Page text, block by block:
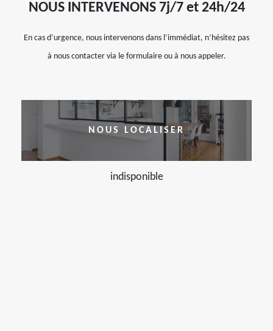
NOUS INTERVENONS 7j/7 et 24h/24
En cas d’urgence, nous intervenons dans l’immédiat, n’hésitez pas
à nous contacter via le formulaire ou à nous appeler.
NOUS LOCALISER
indisponible